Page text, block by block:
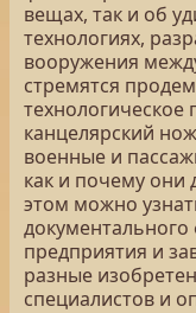
вещах, так и об
технологиях,
вооружения
стремятся
технологическое
канцелярский
военные и
как и почему они
этом можно
предприятия и
разные
специалистов и